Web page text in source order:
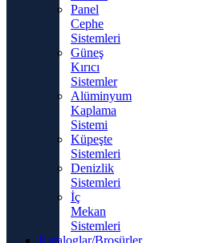
Panel
Cephe
Sistemleri
Güneş
Kırıcı
Sistemler
Alüminyum
Kaplama
Sistemi
Küpeşte
Sistemleri
Denizlik
Sistemleri
İç
Mekan
Sistemleri
Kataloglar/Broşürler